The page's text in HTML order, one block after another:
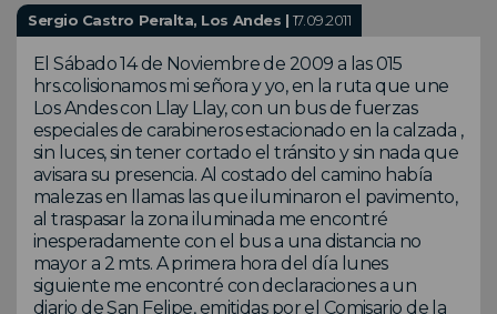
Sergio Castro Peralta, Los Andes | 17.09.2011
El Sábado 14 de Noviembre de 2009 a las 015
hrs.colisionamos mi señora y yo, en la ruta que une
Los Andes con Llay Llay, con un bus de fuerzas
especiales de carabineros estacionado en la calzada ,
sin luces, sin tener cortado el tránsito y sin nada que
avisara su presencia. Al costado del camino había
malezas en llamas las que iluminaron el pavimento,
al traspasar la zona iluminada me encontré
inesperadamente con el bus a una distancia no
mayor a 2 mts. A primera hora del día lunes
siguiente me encontré con declaraciones a un
diario de San Felipe, emitidas por el Comisario de la